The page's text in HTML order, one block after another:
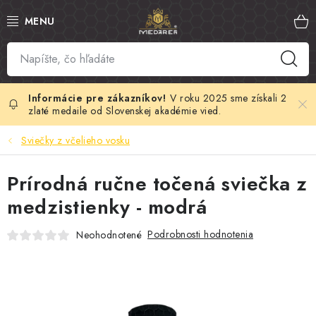
na
SLOVENSKÝ MED
MANUKA MED
VČELÍ PEĽ
MATERSKÁ KAŠIČKA
VČELÍ JED
V roku 2025 sme získali 2
zlaté medaile od Slovenskej akadémie vied.
Sviečky z včelieho vosku
Prírodná ručne točená sviečka z
medzistienky - modrá
Neohodnotené Podrobnosti hodnotenia